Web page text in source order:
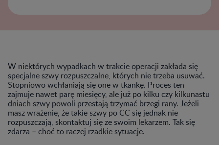
W niektórych wypadkach w trakcie operacji zakłada się
specjalne szwy rozpuszczalne, których nie trzeba usuwać.
Stopniowo wchłaniają się one w tkankę. Proces ten
zajmuje nawet parę miesięcy, ale już po kilku czy kilkunastu
dniach szwy powoli przestają trzymać brzegi rany. Jeżeli
masz wrażenie, że takie szwy po CC się jednak nie
rozpuszczają, skontaktuj się ze swoim lekarzem. Tak się
zdarza – choć to raczej rzadkie sytuacje.